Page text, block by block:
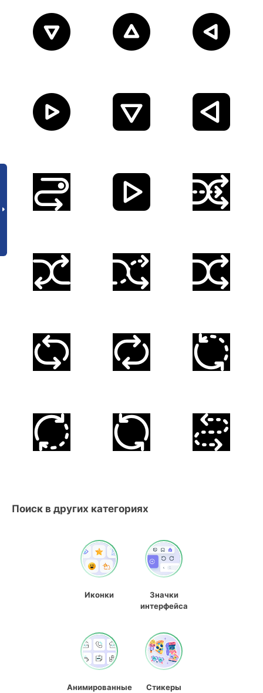
Поиск в других категориях
Иконки
Значки
интерфейса
Анимированные
Стикеры